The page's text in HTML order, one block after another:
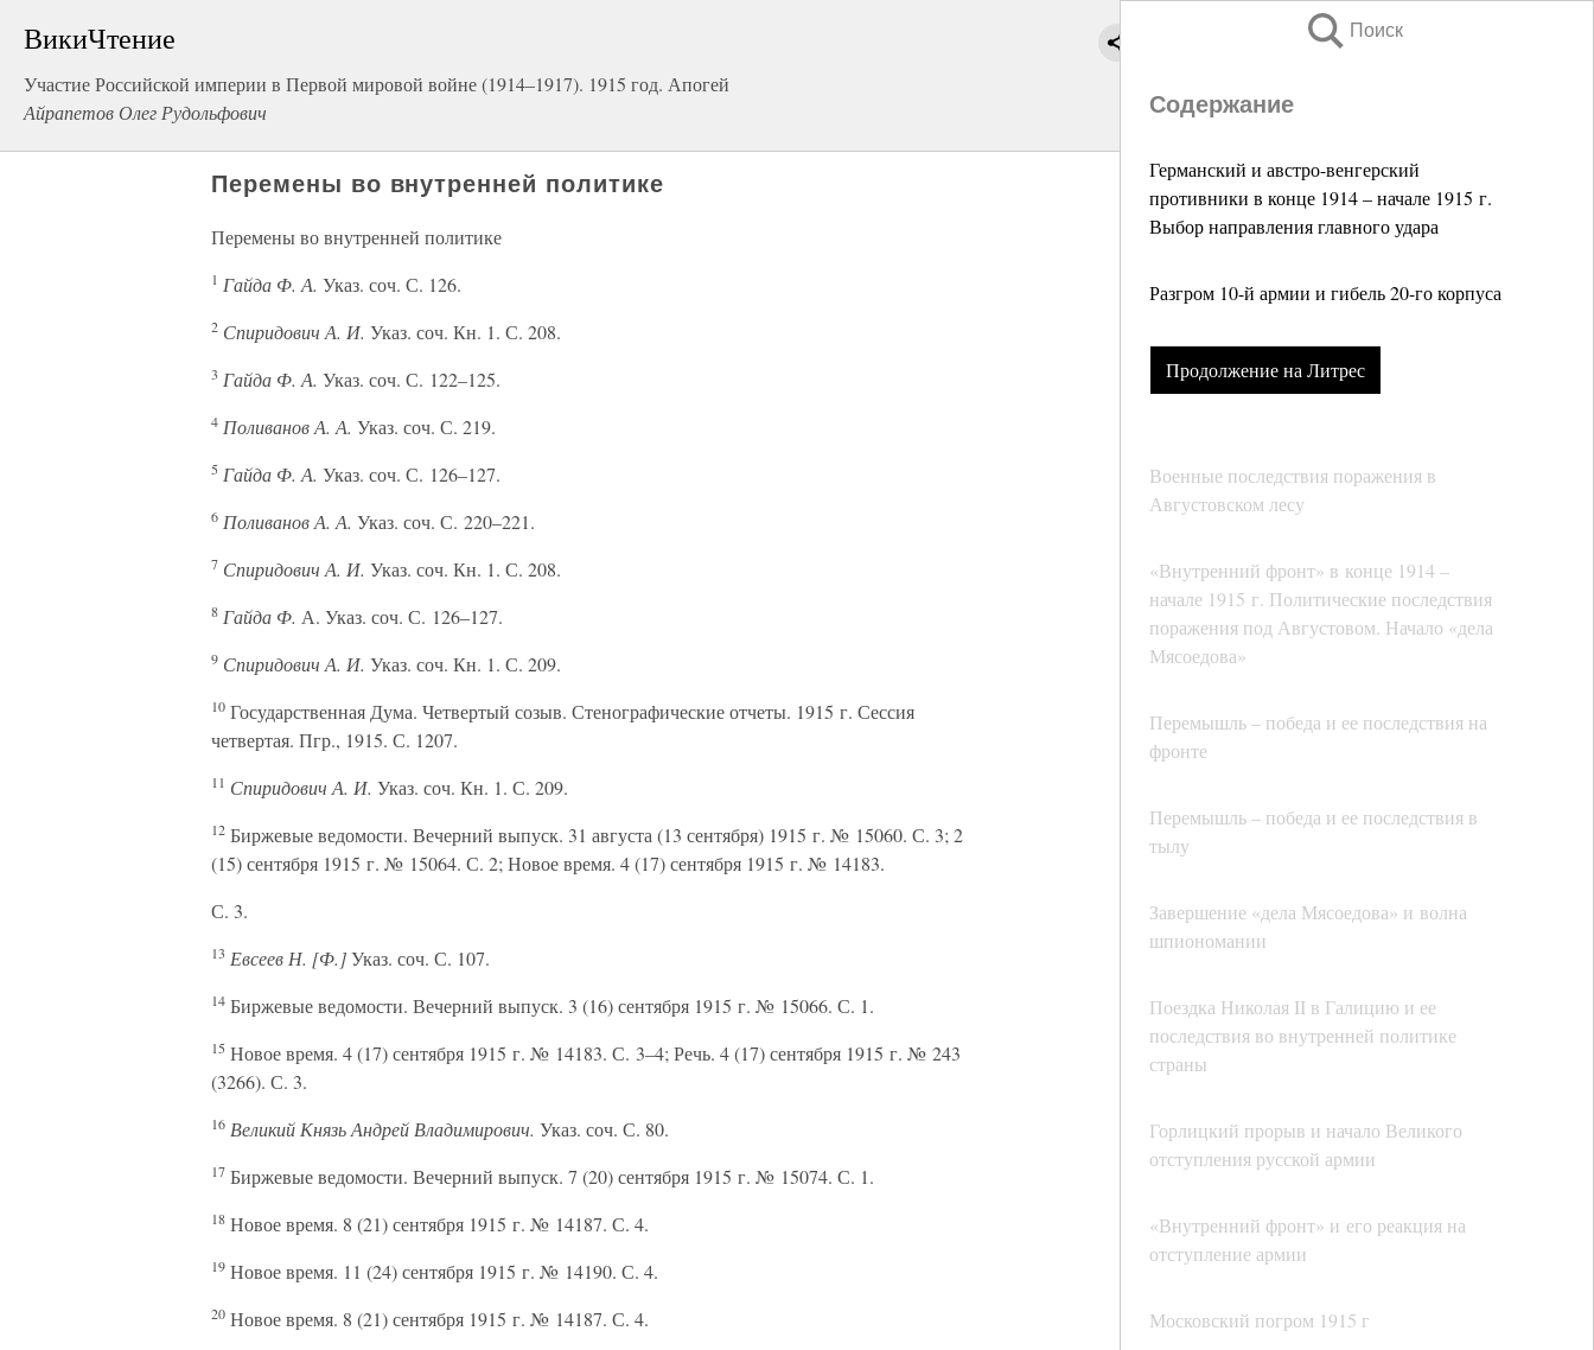
ВикиЧтение
Участие Российской империи в Первой мировой войне (1914–1917). 1915 год. Апогей
Айрапетов Олег Рудольфович
Поиск
Содержание
Германский и австро-венгерский
противники в конце 1914 – начале 1915 г.
Выбор направления главного удара
Разгром 10-й армии и гибель 20-го корпуса
Продолжение на Литрес
Военные последствия поражения в
Августовском лесу
«Внутренний фронт» в конце 1914 –
начале 1915 г. Политические последствия
поражения под Августовом. Начало «дела
Мясоедова»
Перемышль – победа и ее последствия на
фронте
Перемышль – победа и ее последствия в
тылу
Завершение «дела Мясоедова» и волна
шпиономании
Поездка Николая II в Галицию и ее
последствия во внутренней политике
страны
Горлицкий прорыв и начало Великого
отступления русской армии
«Внутренний фронт» и его реакция на
отступление армии
Московский погром 1915 г
Перемены во внутренней политике
Перемены во внутренней политике
1 Гайда Ф. А. Указ. соч. С. 126.
2 Спиридович А. И. Указ. соч. Кн. 1. С. 208.
3 Гайда Ф. А. Указ. соч. С. 122–125.
4 Поливанов А. А. Указ. соч. С. 219.
5 Гайда Ф. А. Указ. соч. С. 126–127.
6 Поливанов А. А. Указ. соч. С. 220–221.
7 Спиридович А. И. Указ. соч. Кн. 1. С. 208.
8 Гайда Ф. А. Указ. соч. С. 126–127.
9 Спиридович А. И. Указ. соч. Кн. 1. С. 209.
10 Государственная Дума. Четвертый созыв. Стенографические отчеты. 1915 г. Сессия
четвертая. Пгр., 1915. С. 1207.
11 Спиридович А. И. Указ. соч. Кн. 1. С. 209.
12 Биржевые ведомости. Вечерний выпуск. 31 августа (13 сентября) 1915 г. № 15060. С. 3; 2
(15) сентября 1915 г. № 15064. С. 2; Новое время. 4 (17) сентября 1915 г. № 14183.
С. 3.
13 Евсеев Н. [Ф.]Указ. соч. С. 107.
14 Биржевые ведомости. Вечерний выпуск. 3 (16) сентября 1915 г. № 15066. С. 1.
15 Новое время. 4 (17) сентября 1915 г. № 14183. С. 3–4; Речь. 4 (17) сентября 1915 г. № 243
(3266). С. 3.
16 Великий Князь Андрей Владимирович. Указ. соч. С. 80.
17 Биржевые ведомости. Вечерний выпуск. 7 (20) сентября 1915 г. № 15074. С. 1.
18 Новое время. 8 (21) сентября 1915 г. № 14187. С. 4.
19 Новое время. 11 (24) сентября 1915 г. № 14190. С. 4.
20 Новое время. 8 (21) сентября 1915 г. № 14187. С. 4.